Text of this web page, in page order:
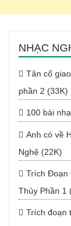
NHẠC
Tân cổ
phần 2 (33K)
100 bài
Anh có về
Nghệ (22K)
Trích Đoạn
Thủy Phần 1
Trích đoạn